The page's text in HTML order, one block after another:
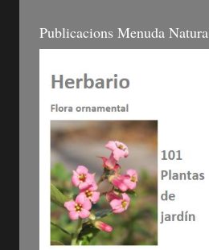
Publicacions Menuda Natura